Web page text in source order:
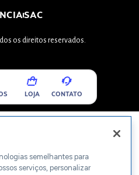
SAC
os direitos reservados.
LOJA CONTATO
semelhantes para
serviços, personalizar